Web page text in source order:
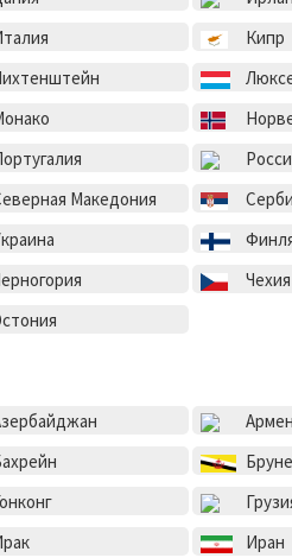
Кипр
Македония
Чехия
Иран